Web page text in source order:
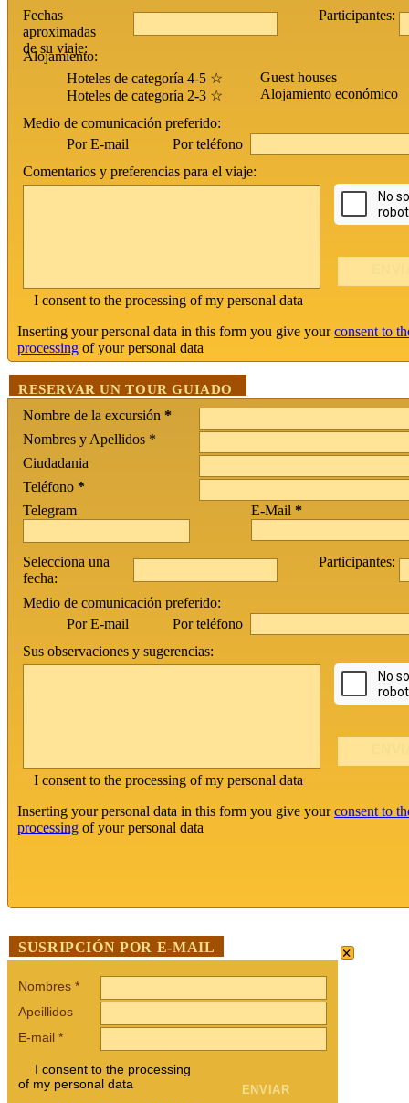
Fechas
aproximadas
de su viaje:
Participantes:
Alojamiento:
Hoteles de categoría 4-5 ☆
Hoteles de categoría 2-3 ☆
Guest houses
Alojamiento económico
Medio de comunicación preferido:
Por E-mail
Por teléfono
Comentarios y preferencias para el viaje:
I consent to the processing of my personal data
Inserting your personal data in this form you give yourconsent to
processing of your personal data
RESERVAR UN TOUR GUIADO
Nombre de la excursión *
Nombres y Apellidos *
Ciudadania
Teléfono *
Telegram
E-Mail *
Selecciona una
fecha:
Participantes:
Medio de comunicación preferido:
Por E-mail
Por teléfono
Sus observaciones y sugerencias:
I consent to the processing of my personal data
Inserting your personal data in this form you give yourconsent to
processing of your personal data
SUSRIPCIÓN POR E-MAIL ×
Nombres *
Apeillidos
E-mail *
I consent to the processing
of my personal data